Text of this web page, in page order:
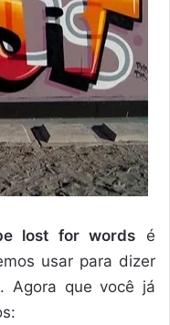
lost for words é
usar para dizer
. Agora que você já